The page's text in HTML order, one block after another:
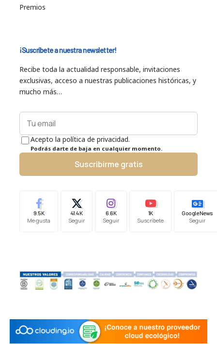
Premios
¡Suscríbete a nuestra newsletter!
Recibe toda la actualidad responsable, invitaciones
exclusivas, acceso a nuestras publicaciones históricas, y
mucho más…
Acepto la política de privacidad.
Podrás darte de baja en cualquier momento.
Suscribirme gratis
9.5K
Me gusta
41.4K
Seguir
6.6K
Seguir
1K
Suscríbete
Google News
Seguir